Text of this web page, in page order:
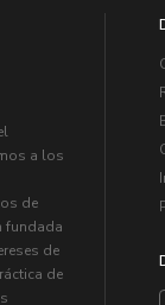
a los
de
fundada
de
de